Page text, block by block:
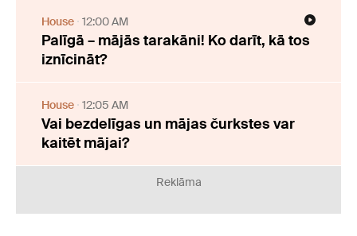
House 12:00 AM
Palīgā – mājās tarakāni! Ko darīt, kā tos
iznīcināt?
House 12:05 AM
Vai bezdelīgas un mājas čurkstes var
kaitēt mājai?
Reklāma